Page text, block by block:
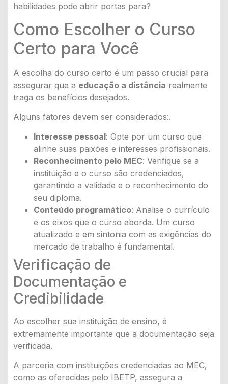
habilidades pode abrir portas para?
Como Escolher o Curso
Certo para Você
A escolha do curso certo é um passo crucial para
assegurar que a educação a distância realmente
traga os benefícios desejados.
Alguns fatores devem ser considerados:.
Interesse pessoal: Opte por um curso que
alinhe suas paixões e interesses profissionais.
Reconhecimento pelo MEC: Verifique se a
instituição e o curso são credenciados,
garantindo a validade e o reconhecimento do
seu diploma.
Conteúdo programático: Analise o currículo
e os eixos que o curso aborda. Um curso
atualizado e em sintonia com as exigências do
mercado de trabalho é fundamental.
Verificação de
Documentação e
Credibilidade
Ao escolher sua instituição de ensino, é
extremamente importante que a documentação seja
verificada.
A parceria com instituições credenciadas ao MEC,
como as oferecidas pelo IBETP, assegura a